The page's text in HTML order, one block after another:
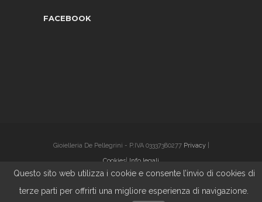
FACEBOOK
Gioielleria De Pellegrini - P.IVA 03337380277 Privacy|
Cookies| Info legali
Questo sito web utilizza i cookie e consente l’invio di cookies di
terze parti per offrirti una migliore esperienza di navigazione.